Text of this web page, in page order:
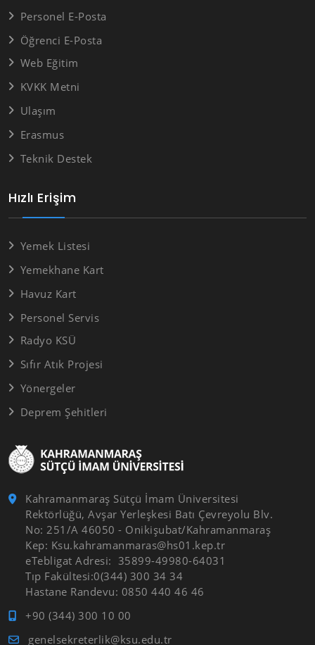
Kahramanmaraş Sütçü İmam Üniversitesi
Rektörlüğü, Avşar Yerleşkesi Batı Çevreyolu Blv.
No: 251/A 46050 - Onikişubat/Kahramanmaraş
Kep: Ksu.kahramanmaras@hs01.kep.tr
eTebligat Adresi: 35899-49980-64031
Tıp Fakültesi:0(344) 300 34 34
Hastane Randevu: 0850 440 46 46
+90 (344) 300 10 00
genelsekreterlik@ksu.edu.tr
Hızlı Erişim
Yemek Listesi
Yemekhane Kart
Havuz Kart
Personel Servis
Radyo KSÜ
Sıfır Atık Projesi
Yönergeler
Deprem Şehitleri
Personel E-Posta
Öğrenci E-Posta
Web Eğitim
KVKK Metni
Ulaşım
Erasmus
Teknik Destek